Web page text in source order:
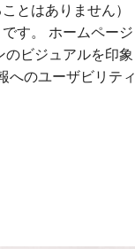
とはありません）
す。 ホームページ
のビジュアルを印象
へのユーザビリティ